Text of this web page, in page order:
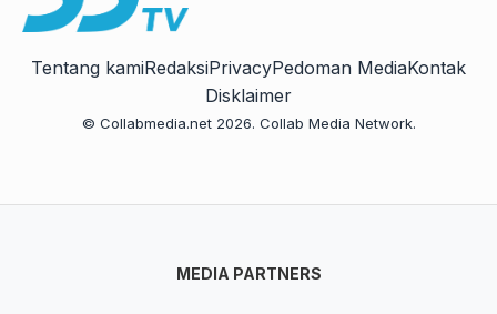
Tentang kamiRedaksiPrivacyPedoman MediaKontak
Disklaimer
© Collabmedia.net 2026. Collab Media Network.
MEDIA PARTNERS